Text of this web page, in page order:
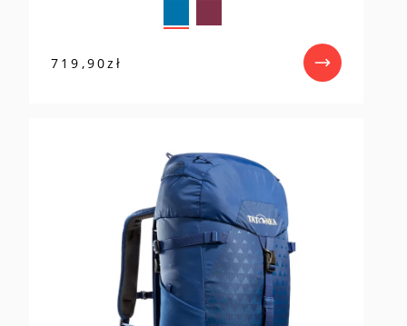
719,90zł